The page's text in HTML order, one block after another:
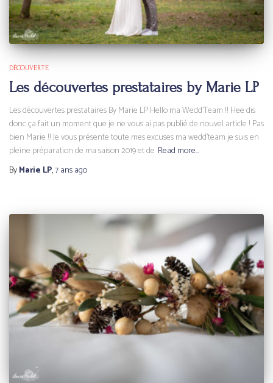
DÉCOUVERTE
Les découvertes prestataires by Marie LP
Les découvertes prestataires By Marie LP Hello ma Wedd’Team !! Hee dis
donc ça fait un moment que je ne vous ai pas publié de nouvel article ! Pas
bien Marie !! Je vous présente toute mes excuses ma wedd’team je suis en
pleine préparation de ma saison 2019 et de Read more…
ByMarie LP,7 ansago